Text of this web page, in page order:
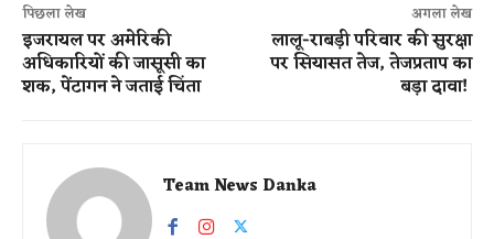
पिछला लेख
इजरायल पर अमेरिकी
अधिकारियों की जासूसी का
शक, पेंटागन ने जताई चिंता
अगला लेख
लालू-राबड़ी परिवार की सुरक्षा
पर सियासत तेज, तेजप्रताप का
बड़ा दावा!
Team News Danka